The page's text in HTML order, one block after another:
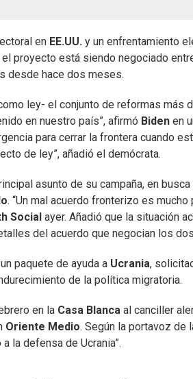
en EE.UU. y un enfrentamiento
proyecto está siendo negociado
desde hace dos meses.
ley- el conjunto de reformas más
en nuestro país”, afirmó Biden en
para cerrar la frontera cuando
de ley”, añadió el demócrata.
asunto de su campaña, en
. “Un mal acuerdo fronterizo es
Social ayer. Añadió que la situación
del acuerdo que negocian los
paquete de ayuda a Ucrania,
de la política migratoria.
en la Casa Blanca al canciller
Oriente Medio. Según la portavoz de
la defensa de Ucrania”.